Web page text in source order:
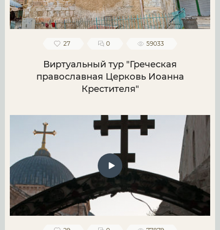
27 0 59033
Виртуальный тур "Греческая
православная Церковь Иоанна
Крестителя"